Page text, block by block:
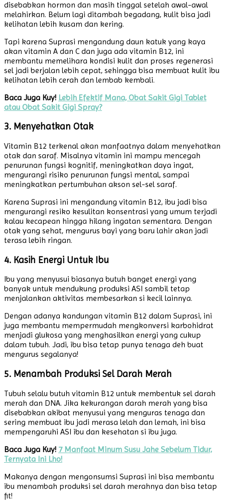
disebabkan hormon dan masih tinggal setelah awal-awal
melahirkan. Belum lagi ditambah begadang, kulit bisa jadi
kelihatan lebih kusam dan kering.
Tapi karena Suprasi mengandung daun katuk yang kaya
akan vitamin A dan C dan juga ada vitamin B12, ini
membantu memelihara kondisi kulit dan proses regenerasi
sel jadi berjalan lebih cepat, sehingga bisa membuat kulit ibu
kelihatan lebih cerah dan lembab kembali.
Baca Juga Kuy! Lebih Efektif Mana, Obat Sakit Gigi Tablet
atau Obat Sakit Gigi Spray?
3. Menyehatkan Otak
Vitamin B12 terkenal akan manfaatnya dalam menyehatkan
otak dan saraf. Misalnya vitamin ini mampu mencegah
penurunan fungsi kognitif, meningkatkan daya ingat,
mengurangi risiko penurunan fungsi mental, sampai
meningkatkan pertumbuhan akson sel-sel saraf.
Karena Suprasi ini mengandung vitamin B12, ibu jadi bisa
mengurangi resiko kesulitan konsentrasi yang umum terjadi
kalau kecapean hingga hilang ingatan sementara. Dengan
otak yang sehat, mengurus bayi yang baru lahir akan jadi
terasa lebih ringan.
4. Kasih Energi Untuk Ibu
Ibu yang menyusui biasanya butuh banget energi yang
banyak untuk mendukung produksi ASI sambil tetap
menjalankan aktivitas membesarkan si kecil lainnya.
Dengan adanya kandungan vitamin B12 dalam Suprasi, ini
juga membantu mempermudah mengkonversi karbohidrat
menjadi glukosa yang menghasilkan energi yang cukup
dalam tubuh. Jadi, ibu bisa tetap punya tenaga deh buat
mengurus segalanya!
5. Menambah Produksi Sel Darah Merah
Tubuh selalu butuh vitamin B12 untuk membentuk sel darah
merah dan DNA. Jika kekurangan darah merah yang bisa
disebabkan akibat menyusui yang menguras tenaga dan
sering membuat ibu jadi merasa lelah dan lemah, ini bisa
mempengaruhi ASI ibu dan kesehatan si ibu juga.
Baca Juga Kuy! 7 Manfaat Minum Susu Jahe Sebelum Tidur,
Ternyata Ini Lho!
Makanya dengan mengonsumsi Suprasi ini bisa membantu
ibu menambah produksi sel darah merahnya dan bisa tetap
fit!